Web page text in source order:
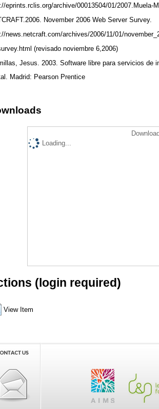
eprints.rclis.org/archive/00013504/01/
November 2006 Web Server Survey.
news.netcraft.com/archives/2006/11/01/
(revisado noviembre 6,2006)
Jesus. 2003. Software libre para servicios de
Madrid: Pearson Prentice
Loading...
(login required)
View Item